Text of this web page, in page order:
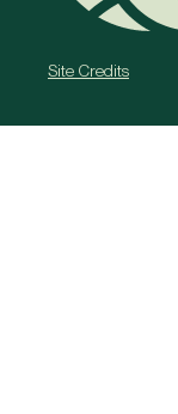
Site Credits